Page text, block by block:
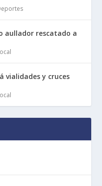
aullador rescatado a
vialidades y cruces